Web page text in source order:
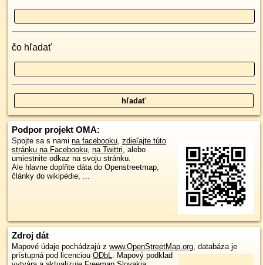
čo hľadať
Podpor projekt OMA:
Spojte sa s nami na facebooku, zdieľajte túto
stránku na Facebooku, na Twittri, alebo
umiestnite odkaz na svoju stránku.
Ale hlavne doplňte dáta do Openstreetmap,
články do wikipédie, ...
Zdroj dát
Mapové údaje pochádzajú z www.OpenStreetMap.org, databáza je
prístupná pod licenciou ODbL. Mapový podklad